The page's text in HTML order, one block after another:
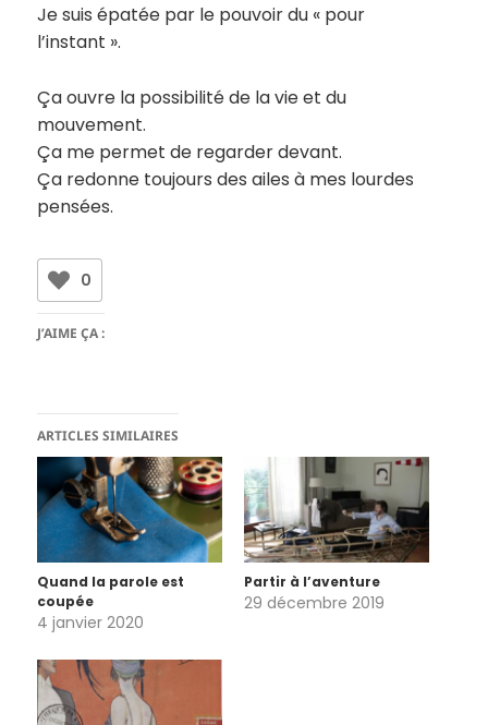
Je suis épatée par le pouvoir du « pour
l’instant ».
Ça ouvre la possibilité de la vie et du
mouvement.
Ça me permet de regarder devant.
Ça redonne toujours des ailes à mes lourdes
pensées.
0
J’AIME ÇA :
ARTICLES SIMILAIRES
Quand la parole est
coupée
4 janvier 2020
Partir à l’aventure
29 décembre 2019